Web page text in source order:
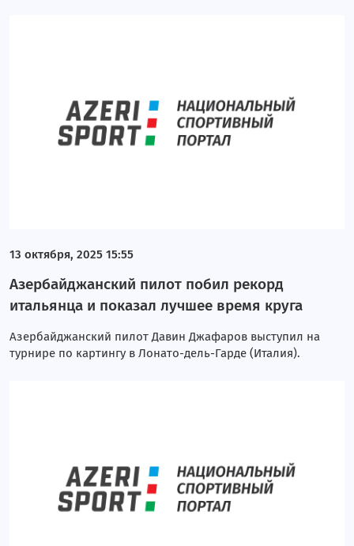
13 октября, 2025 15:55
Азербайджанский пилот побил рекорд
итальянца и показал лучшее время круга
Азербайджанский пилот Давин Джафаров выступил на
турнире по картингу в Лонато-дель-Гарде (Италия).